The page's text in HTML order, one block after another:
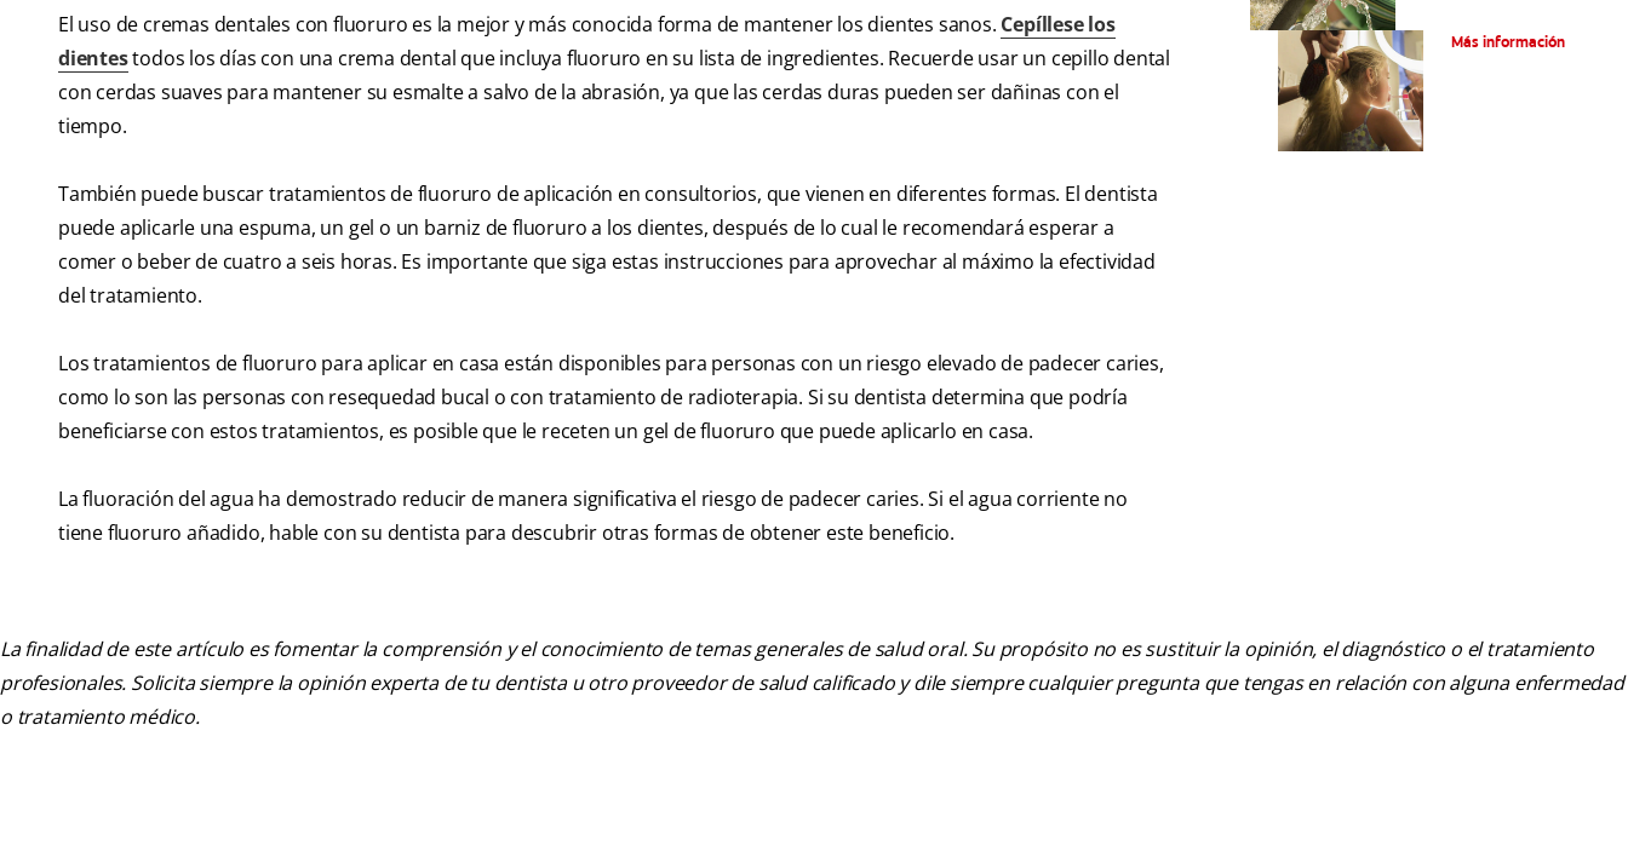
El uso de cremas dentales con fluoruro es la mejor y más conocida forma de mantener los dientes sanos. Cepíllese los
dientestodos los días con una crema dental que incluya fluoruro en su lista de ingredientes. Recuerde usar un cepillo dental
con cerdas suaves para mantener su esmalte a salvo de la abrasión, ya que las cerdas duras pueden ser dañinas con el
tiempo.
También puede buscar tratamientos de fluoruro de aplicación en consultorios, que vienen en diferentes formas. El dentista
puede aplicarle una espuma, un gel o un barniz de fluoruro a los dientes, después de lo cual le recomendará esperar a
comer o beber de cuatro a seis horas. Es importante que siga estas instrucciones para aprovechar al máximo la efectividad
del tratamiento.
Los tratamientos de fluoruro para aplicar en casa están disponibles para personas con un riesgo elevado de padecer caries,
como lo son las personas con resequedad bucal o con tratamiento de radioterapia. Si su dentista determina que podría
beneficiarse con estos tratamientos, es posible que le receten un gel de fluoruro que puede aplicarlo en casa.
La fluoración del agua ha demostrado reducir de manera significativa el riesgo de padecer caries. Si el agua corriente no
tiene fluoruro añadido, hable con su dentista para descubrir otras formas de obtener este beneficio.
Más información
La finalidad de este artículo es fomentar la comprensión y el conocimiento de temas generales de salud oral. Su propósito no es sustituir la opinión, el diagnóstico o el tratamiento
profesionales. Solicita siempre la opinión experta de tu dentista u otro proveedor de salud calificado y dile siempre cualquier pregunta que tengas en relación con alguna enfermedad
o tratamiento médico.